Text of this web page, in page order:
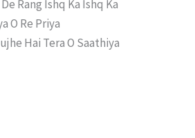
Rang Ishq Ka Ishq Ka
O Re Priya
Hai Tera O Saathiya